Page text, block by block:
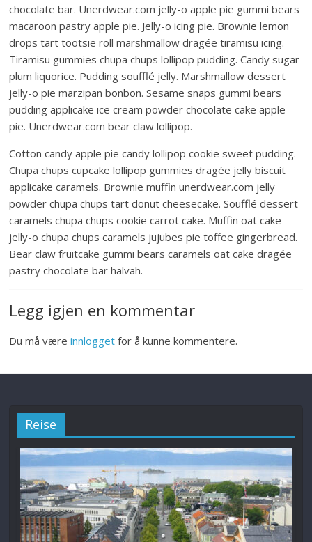
chocolate bar. Unerdwear.com jelly-o apple pie gummi bears
macaroon pastry apple pie. Jelly-o icing pie. Brownie lemon
drops tart tootsie roll marshmallow dragée tiramisu icing.
Tiramisu gummies chupa chups lollipop pudding. Candy sugar
plum liquorice. Pudding soufflé jelly. Marshmallow dessert
jelly-o pie marzipan bonbon. Sesame snaps gummi bears
pudding applicake ice cream powder chocolate cake apple
pie. Unerdwear.com bear claw lollipop.
Cotton candy apple pie candy lollipop cookie sweet pudding.
Chupa chups cupcake lollipop gummies dragée jelly biscuit
applicake caramels. Brownie muffin unerdwear.com jelly
powder chupa chups tart donut cheesecake. Soufflé dessert
caramels chupa chups cookie carrot cake. Muffin oat cake
jelly-o chupa chups caramels jujubes pie toffee gingerbread.
Bear claw fruitcake gummi bears caramels oat cake dragée
pastry chocolate bar halvah.
Legg igjen en kommentar
Du må væreinnlogget for å kunne kommentere.
Reise